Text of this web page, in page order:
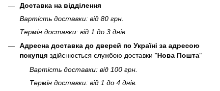
Доставка на відділення
Вартість доставки: від 80 грн.
Термін доставки: від 1 до 3 днів.
Адресна доставка до дверей по Україні за адресою
покупця здійснюється службою доставки "Нова Пошта"
Вартість доставки: від 100 грн.
Термін доставки: від 1 до 4 днів.